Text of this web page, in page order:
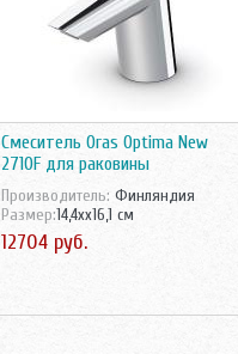
Смеситель Oras Optima New
2710F для раковины
Производитель: Финляндия
Размер:14,4xx16,1 см
12704 руб.